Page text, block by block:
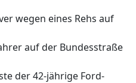
wegen eines Rehs auf
auf der Bundesstraße
der 42-jährige Ford-